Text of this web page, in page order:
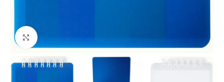
Clic para ampliar